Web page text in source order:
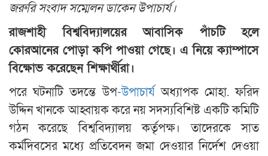
জরুরি সংবাদ সম্মেলন ডাকেন উপাচার্য।
রাজশাহী বিশ্ববিদ্যালয়ের আবাসিক পাঁচটি হলে
কোরআনের পোড়া কপি পাওয়া গেছে। এ নিয়ে ক্যাম্পাসে
বিক্ষোভ করেছেন শিক্ষার্থীরা।
পরে ঘটনাটি তদন্তে উপ-উপাচার্যঅধ্যাপক মোহা. ফরিদ
উদ্দিন খানকে আহ্বায়ক করে নয় সদস্যবিশিষ্ট একটি কমিটি
গঠন করেছে বিশ্ববিদ্যালয় কর্তৃপক্ষ। তাদেরকে সাত
কর্মদিবসের মধ্যে প্রতিবেদন জমা দেওয়ার নির্দেশ দেওয়া